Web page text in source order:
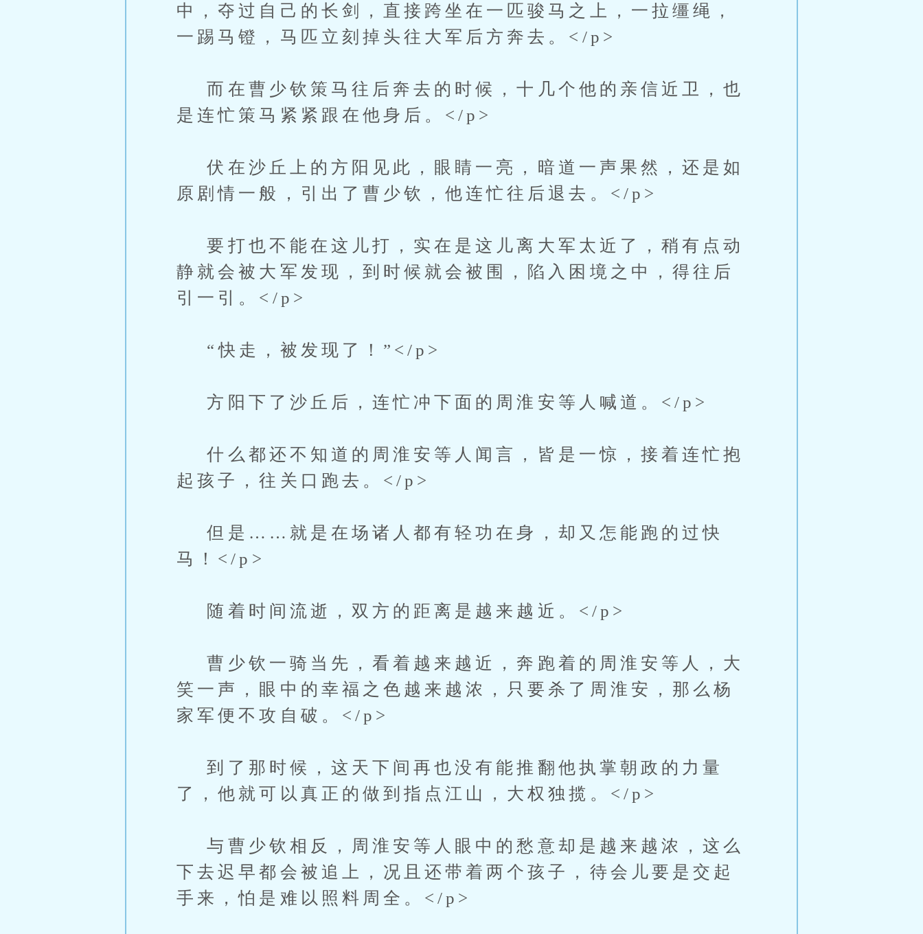
中，夺过自己的长剑，直接跨坐在一匹骏马之上，一拉缰绳，
一踢马镫，马匹立刻掉头往大军后方奔去。</p>
而在曹少钦策马往后奔去的时候，十几个他的亲信近卫，也
是连忙策马紧紧跟在他身后。</p>
伏在沙丘上的方阳见此，眼睛一亮，暗道一声果然，还是如
原剧情一般，引出了曹少钦，他连忙往后退去。</p>
要打也不能在这儿打，实在是这儿离大军太近了，稍有点动
静就会被大军发现，到时候就会被围，陷入困境之中，得往后
引一引。</p>
“快走，被发现了！”</p>
方阳下了沙丘后，连忙冲下面的周淮安等人喊道。</p>
什么都还不知道的周淮安等人闻言，皆是一惊，接着连忙抱
起孩子，往关口跑去。</p>
但是……就是在场诸人都有轻功在身，却又怎能跑的过快
马！</p>
随着时间流逝，双方的距离是越来越近。</p>
曹少钦一骑当先，看着越来越近，奔跑着的周淮安等人，大
笑一声，眼中的幸福之色越来越浓，只要杀了周淮安，那么杨
家军便不攻自破。</p>
到了那时候，这天下间再也没有能推翻他执掌朝政的力量
了，他就可以真正的做到指点江山，大权独揽。</p>
与曹少钦相反，周淮安等人眼中的愁意却是越来越浓，这么
下去迟早都会被追上，况且还带着两个孩子，待会儿要是交起
手来，怕是难以照料周全。</p>